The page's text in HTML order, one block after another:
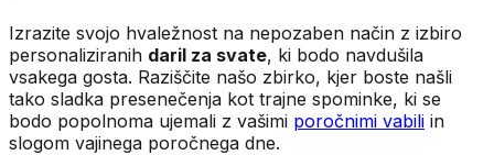
Izrazite svojo hvaležnost na nepozaben način z izbiro
personaliziranih daril za svate, ki bodo navdušila
vsakega gosta. Raziščite našo zbirko, kjer boste našli
tako sladka presenečenja kot trajne spominke, ki se
bodo popolnoma ujemali z vašimi poročnimi vabili in
slogom vajinega poročnega dne.